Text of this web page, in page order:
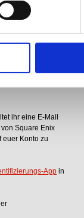
eurerSquare
.
sein und euch
ihr eine E-Mail
Square Enix
euer Konto zu
App in